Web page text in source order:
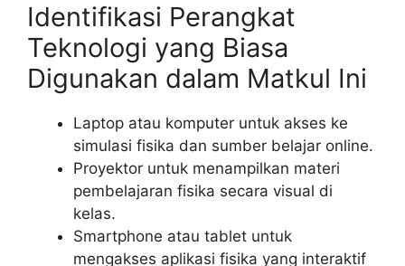
Identifikasi Perangkat
Teknologi yang Biasa
Digunakan dalam Matkul Ini
Laptop atau komputer untuk akses ke
simulasi fisika dan sumber belajar online.
Proyektor untuk menampilkan materi
pembelajaran fisika secara visual di
kelas.
Smartphone atau tablet untuk
mengakses aplikasi fisika yang interaktif